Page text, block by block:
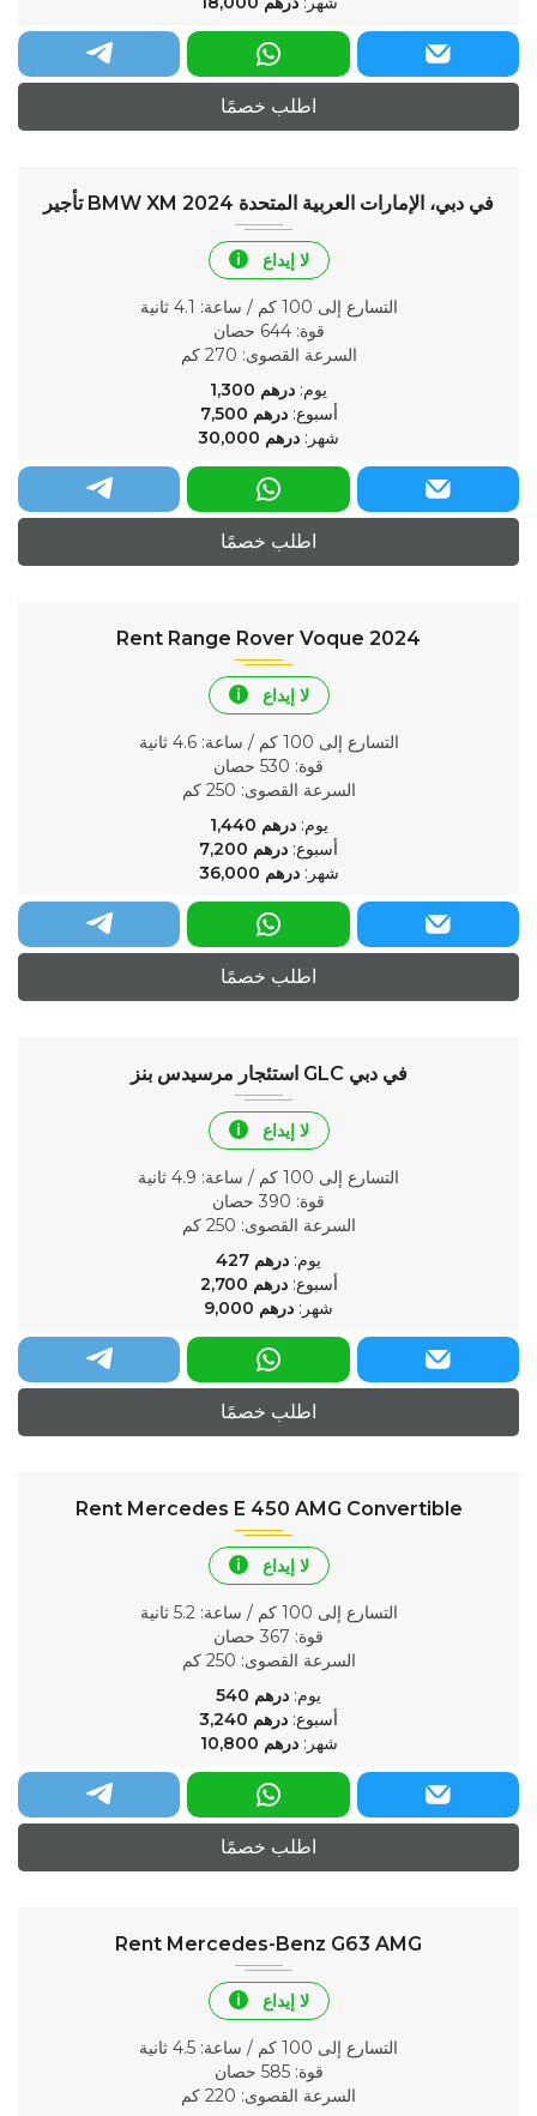
اطلب خصمًا
تأجير BMW XM 2024 في دبي، الإمارات العربية المتحدة
لا إيداع
التسارع إلى 100 كم / ساعة
: 4.1 ثانية
قوة: 644 حصان
السرعة القصوى: 270 كم
يوم: درهم
أسبوع: درهم
شهر: درهم
اطلب خصمًا
Rent Range Rover Voque 2024
لا إيداع
التسارع إلى 100 كم / ساعة
: 4.6 ثانية
قوة: 530 حصان
السرعة القصوى: 250 كم
يوم: درهم
أسبوع: درهم
شهر: درهم
اطلب خصمًا
استئجار مرسيدس بنز GLC في دبي
لا إيداع
التسارع إلى 100 كم / ساعة
: 4.9 ثانية
قوة: 390 حصان
السرعة القصوى: 250 كم
يوم: درهم
أسبوع: درهم
شهر: درهم
اطلب خصمًا
Rent Mercedes E 450 AMG Convertible
لا إيداع
التسارع إلى 100 كم / ساعة
: 5.2 ثانية
قوة: 367 حصان
السرعة القصوى: 250 كم
يوم: درهم
أسبوع: درهم
شهر: درهم
اطلب خصمًا
Rent Mercedes-Benz G63 AMG
لا إيداع
التسارع إلى 100 كم / ساعة
: 4.5 ثانية
قوة: 585 حصان
السرعة القصوى: 220 كم